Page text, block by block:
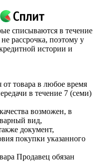
списываются в течение
рассрочка, поэтому у
истории и
от товара в любое время
в течение 7 (семи)
возможен, в
вид,
документ,
покупки указанного
Продавец обязан